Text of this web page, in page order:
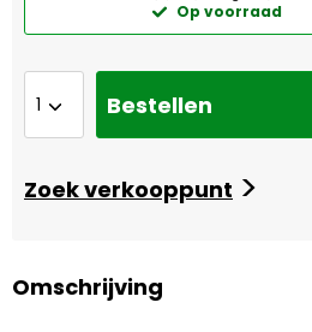
Op voorraad
Bestellen
Zoek verkooppunt >
Omschrijving